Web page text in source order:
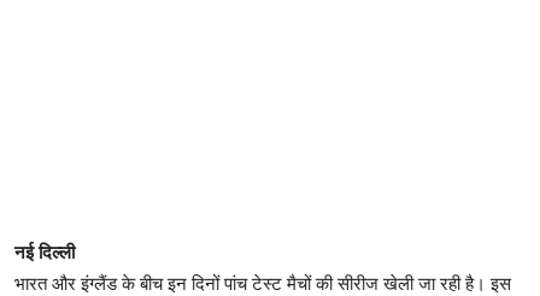
नई दिल्ली
भारत और इंग्लैंड के बीच इन दिनों पांच टेस्ट मैचों की सीरीज खेली जा रही है। इस